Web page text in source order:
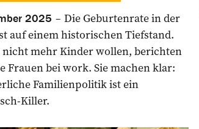
2025
Die Geburtenrate in der
auf einem historischen Tiefstand.
nicht mehr Kinder wollen, berichten
Frauen bei work. Sie machen klar:
Familienpolitik ist ein
Killer.